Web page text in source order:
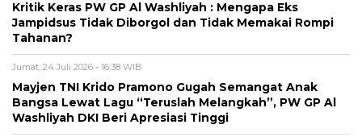
Kritik Keras PW GP Al Washliyah : Mengapa Eks
Jampidsus Tidak Diborgol dan Tidak Memakai Rompi
Tahanan?
Jumat, 24 Juli 2026 - 16:38 WIB
Mayjen TNI Krido Pramono Gugah Semangat Anak
Bangsa Lewat Lagu “Teruslah Melangkah”, PW GP Al
Washliyah DKI Beri Apresiasi Tinggi